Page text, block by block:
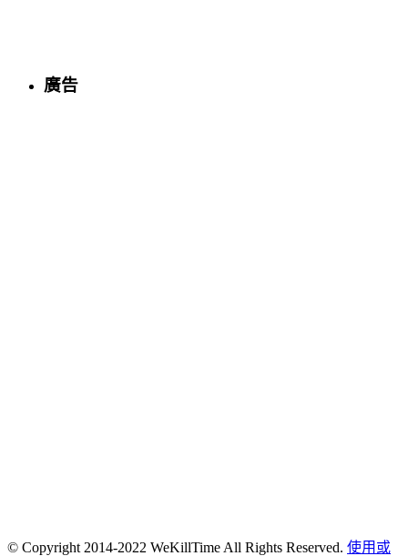
廣告
© Copyright 2014-2022 WeKillTime All Rights Reserved. 使用或